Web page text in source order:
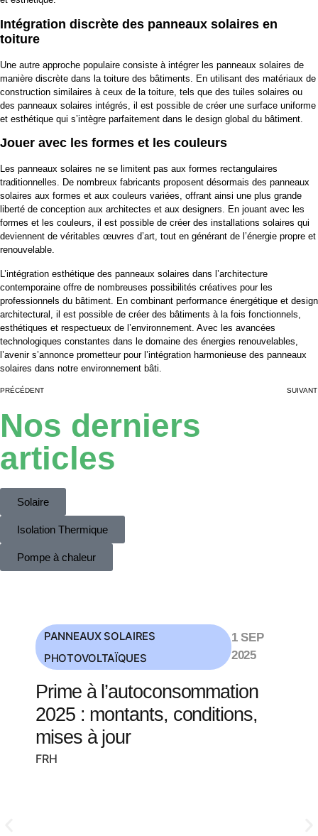
Intégration discrète des panneaux solaires en
toiture
Une autre approche populaire consiste à intégrer les panneaux solaires de
manière discrète dans la toiture des bâtiments. En utilisant des matériaux de
construction similaires à ceux de la toiture, tels que des tuiles solaires ou
des panneaux solaires intégrés, il est possible de créer une surface uniforme
et esthétique qui s’intègre parfaitement dans le design global du bâtiment.
Jouer avec les formes et les couleurs
Les panneaux solaires ne se limitent pas aux formes rectangulaires
traditionnelles. De nombreux fabricants proposent désormais des panneaux
solaires aux formes et aux couleurs variées, offrant ainsi une plus grande
liberté de conception aux architectes et aux designers. En jouant avec les
formes et les couleurs, il est possible de créer des installations solaires qui
deviennent de véritables œuvres d’art, tout en générant de l’énergie propre et
renouvelable.
L’intégration esthétique des panneaux solaires dans l’architecture
contemporaine offre de nombreuses possibilités créatives pour les
professionnels du bâtiment. En combinant performance énergétique et design
architectural, il est possible de créer des bâtiments à la fois fonctionnels,
esthétiques et respectueux de l’environnement. Avec les avancées
technologiques constantes dans le domaine des énergies renouvelables,
l’avenir s’annonce prometteur pour l’intégration harmonieuse des panneaux
solaires dans notre environnement bâti.
PRÉCÉDENT SUIVANT
Nos derniers
articles
Solaire
Isolation Thermique
Pompe à chaleur
PANNEAUX SOLAIRES
PHOTOVOLTAÏQUES
1 SEP
2025
Prime à l’autoconsommation
2025 : montants, conditions,
mises à jour
FRH